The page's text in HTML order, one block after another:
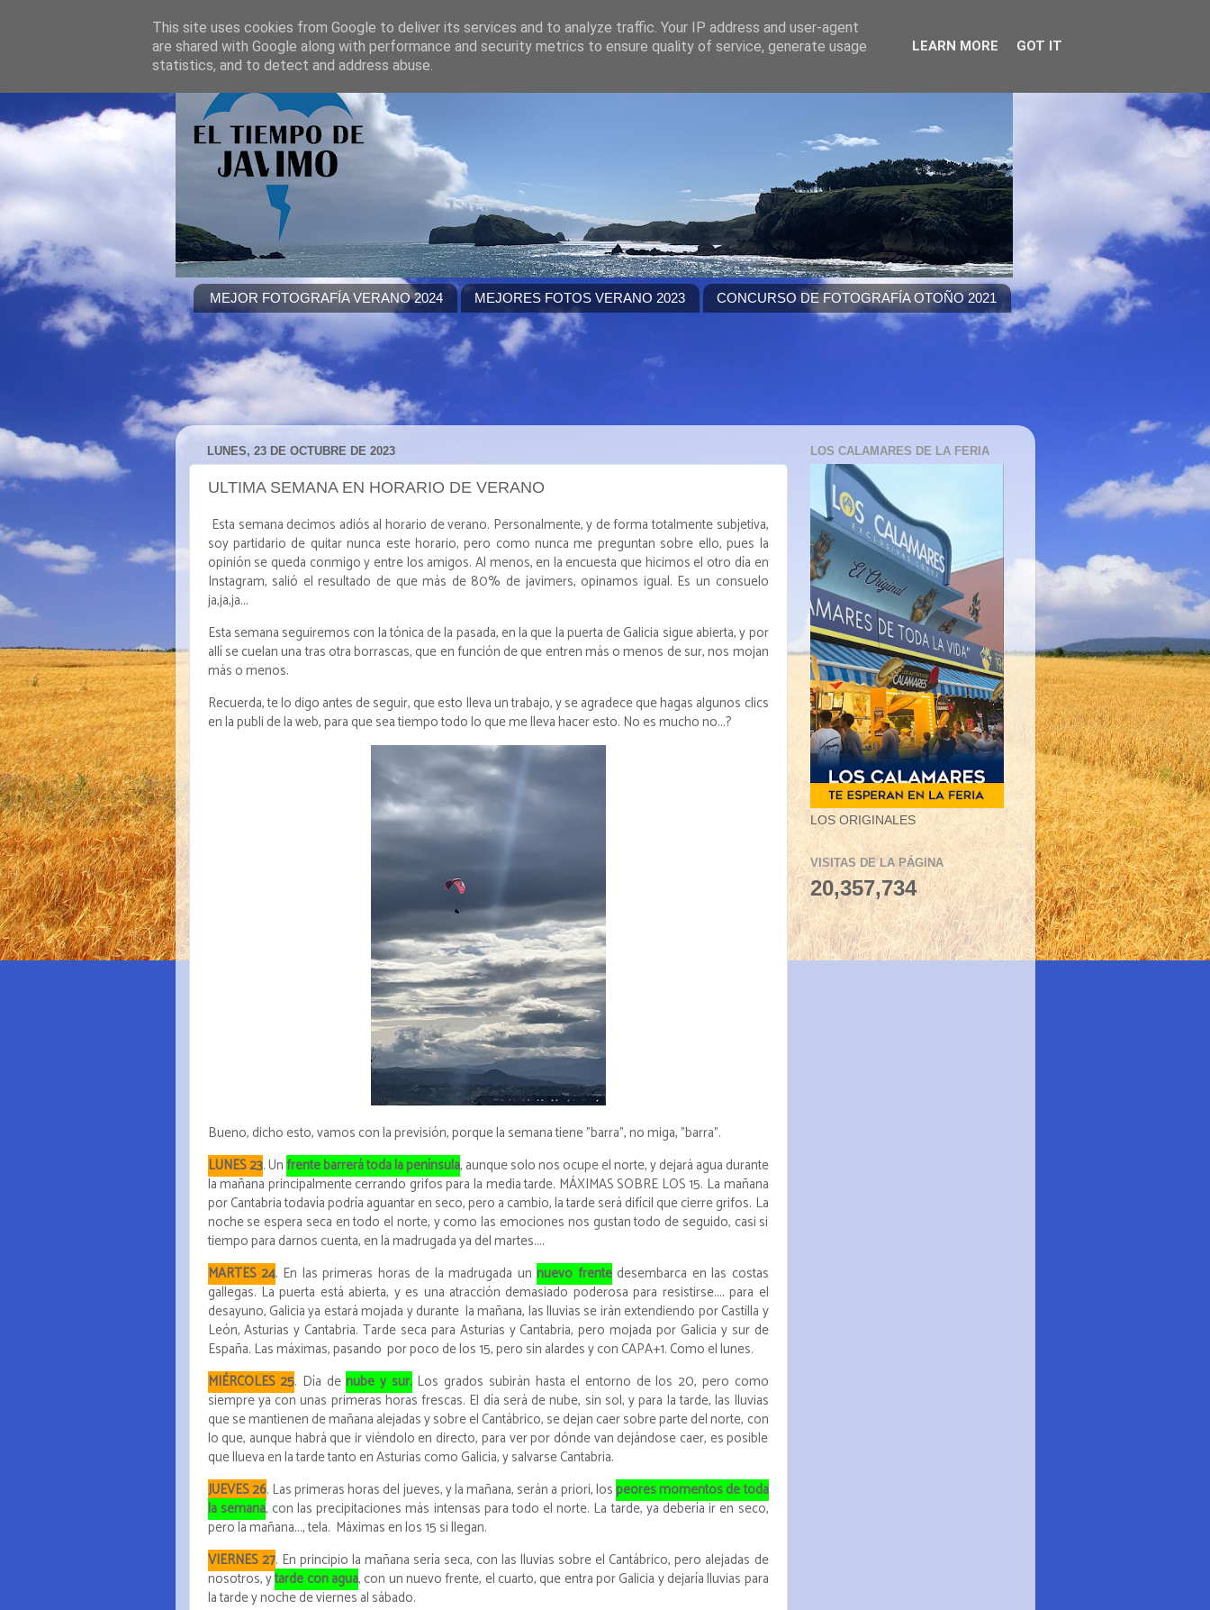
MEJOR FOTOGRAFÍA VERANO 2024 MEJORES FOTOS VERANO 2023 CONCURSO DE FOTOGRAFÍA OTOÑO 2021
LUNES, 23 DE OCTUBRE DE 2023
ULTIMA SEMANA EN HORARIO DE VERANO
Esta semana decimos adiós al horario de verano. Personalmente, y de forma totalmente subjetiva,
soy partidario de quitar nunca este horario, pero como nunca me preguntan sobre ello, pues la
opinión se queda conmigo y entre los amigos. Al menos, en la encuesta que hicimos el otro día en
Instagram, salió el resultado de que más de 80% de javimers, opinamos igual. Es un consuelo
ja,ja,ja...
Esta semana seguiremos con la tónica de la pasada, en la que la puerta de Galicia sigue abierta, y por
allí se cuelan una tras otra borrascas, que en función de que entren más o menos de sur, nos mojan
más o menos.
Recuerda, te lo digo antes de seguir, que esto lleva un trabajo, y se agradece que hagas algunos clics
en la publi de la web, para que sea tiempo todo lo que me lleva hacer esto. No es mucho no...?
Bueno, dicho esto, vamos con la previsión, porque la semana tiene "barra", no miga, "barra".
LUNES 23. Unfrente barrerá toda la península, aunque solo nos ocupe el norte, y dejará agua durante
la mañana principalmente cerrando grifos para la media tarde. MÁXIMAS SOBRE LOS 15. La mañana
por Cantabria todavía podría aguantar en seco, pero a cambio, la tarde será difícil que cierre grifos. La
noche se espera seca en todo el norte, y como las emociones nos gustan todo de seguido, casi si
tiempo para darnos cuenta, en la madrugada ya del martes....
MARTES 24. En las primeras horas de la madrugada unnuevo frentedesembarca en las costas
gallegas. La puerta está abierta, y es una atracción demasiado poderosa para resistirse.... para el
desayuno, Galicia ya estará mojada y durante la mañana, las lluvias se irán extendiendo por Castilla y
León, Asturias y Cantabria. Tarde seca para Asturias y Cantabria, pero mojada por Galicia y sur de
España. Las máximas, pasando por poco de los 15, pero sin alardes y con CAPA+1. Como el lunes.
MIÉRCOLES 25. Día denube y sur.Los grados subirán hasta el entorno de los 20, pero como
siempre ya con unas primeras horas frescas. El día será de nube, sin sol, y para la tarde, las lluvias
que se mantienen de mañana alejadas y sobre el Cantábrico, se dejan caer sobre parte del norte, con
lo que, aunque habrá que ir viéndolo en directo, para ver por dónde van dejándose caer, es posible
que llueva en la tarde tanto en Asturias como Galicia, y salvarse Cantabria.
JUEVES 26. Las primeras horas del jueves, y la mañana, serán a priori, lospeores momentos de toda
la semana, con las precipitaciones más intensas para todo el norte. La tarde, ya debería ir en seco,
pero la mañana..., tela. Máximas en los 15 si llegan.
VIERNES 27. En principio la mañana sería seca, con las lluvias sobre el Cantábrico, pero alejadas de
nosotros, ytarde con agua, con un nuevo frente, el cuarto, que entra por Galicia y dejaría lluvias para
la tarde y noche de viernes al sábado.
LOS CALAMARES DE LA FERIA
LOS ORIGINALES
VISITAS DE LA PÁGINA
20,357,734
This site uses cookies from Google to deliver its services and to analyze traffic. Your IP address and user-agent
are shared with Google along with performance and security metrics to ensure quality of service, generate usage
statistics, and to detect and address abuse.
LEARN MORE GOT IT